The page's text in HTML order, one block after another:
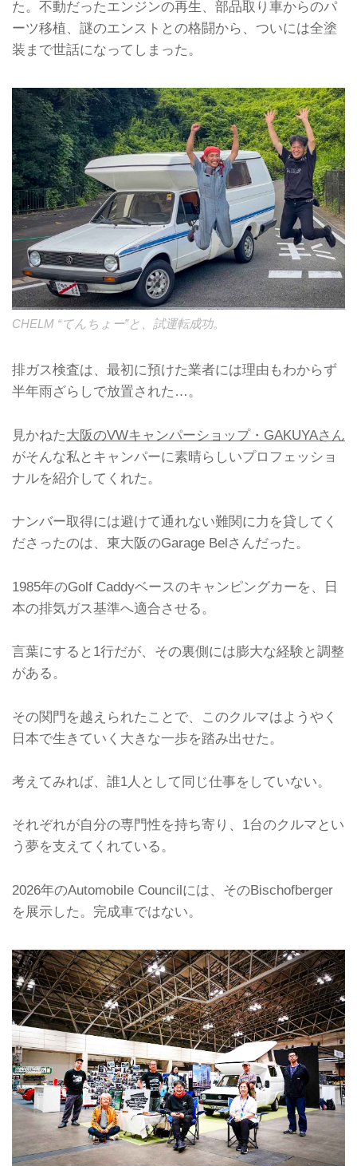
た。不動だったエンジンの再生、部品取り車からのパ
ーツ移植、謎のエンストとの格闘から、ついには全塗
装まで世話になってしまった。
CHELM “てんちょー”と、試運転成功。
排ガス検査は、最初に預けた業者には理由もわからず
半年雨ざらしで放置された…。
見かねた大阪のVWキャンパーショップ・GAKUYAさん
がそんな私とキャンパーに素晴らしいプロフェッショ
ナルを紹介してくれた。
ナンバー取得には避けて通れない難関に力を貸してく
ださったのは、東大阪のGarage Belさんだった。
1985年のGolf Caddyベースのキャンピングカーを、日
本の排気ガス基準へ適合させる。
言葉にすると1行だが、その裏側には膨大な経験と調整
がある。
その関門を越えられたことで、このクルマはようやく
日本で生きていく大きな一歩を踏み出せた。
考えてみれば、誰1人として同じ仕事をしていない。
それぞれが自分の専門性を持ち寄り、1台のクルマとい
う夢を支えてくれている。
2026年のAutomobile Councilには、そのBischofberger
を展示した。完成車ではない。